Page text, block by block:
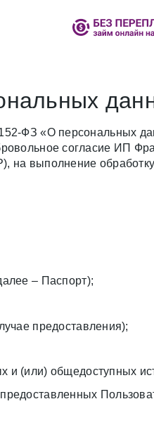
ФЗ «О персональных
согласие ИП
на выполнение
– Паспорт);
предоставления);
(или) общедоступных